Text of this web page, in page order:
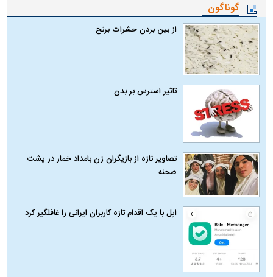
گوناگون
از بین بردن حشرات برنج
تاثیر استرس بر بدن
تصاویر تازه از بازیگران زن بامداد خمار در پشت
صحنه
اپل با یک اقدام تازه کاربران ایرانی را غافلگیر کرد